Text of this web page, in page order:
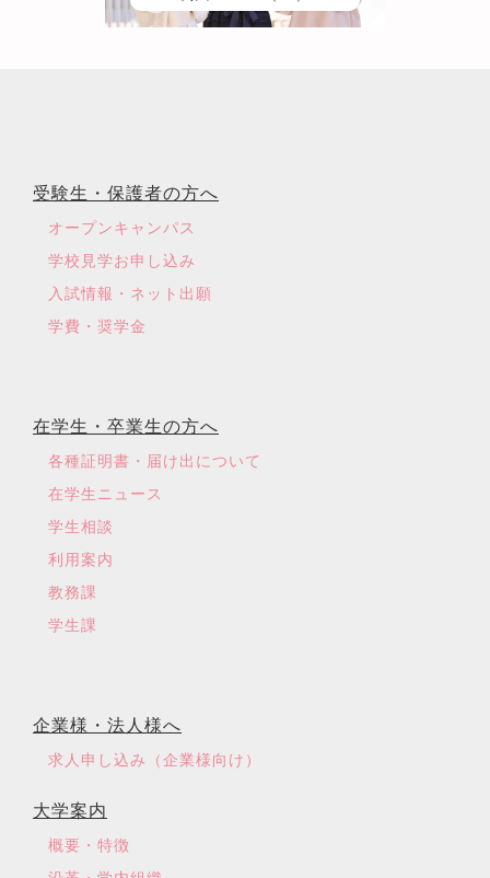
受験生・保護者の方へ
オープンキャンパス
学校見学お申し込み
入試情報・ネット出願
学費・奨学金
在学生・卒業生の方へ
各種証明書・届け出について
在学生ニュース
学生相談
利用案内
教務課
学生課
企業様・法人様へ
求人申し込み（企業様向け）
大学案内
概要・特徴